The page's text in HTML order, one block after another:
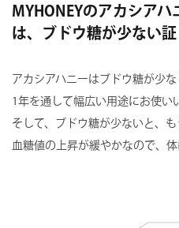
MYHONEYのアカシア
は、ブドウ糖が少ない証
アカシアハニーはブドウ糖が少
1年を通して幅広い用途にお使い
そして、ブドウ糖が少ないと、
血糖値の上昇が緩やかなので、